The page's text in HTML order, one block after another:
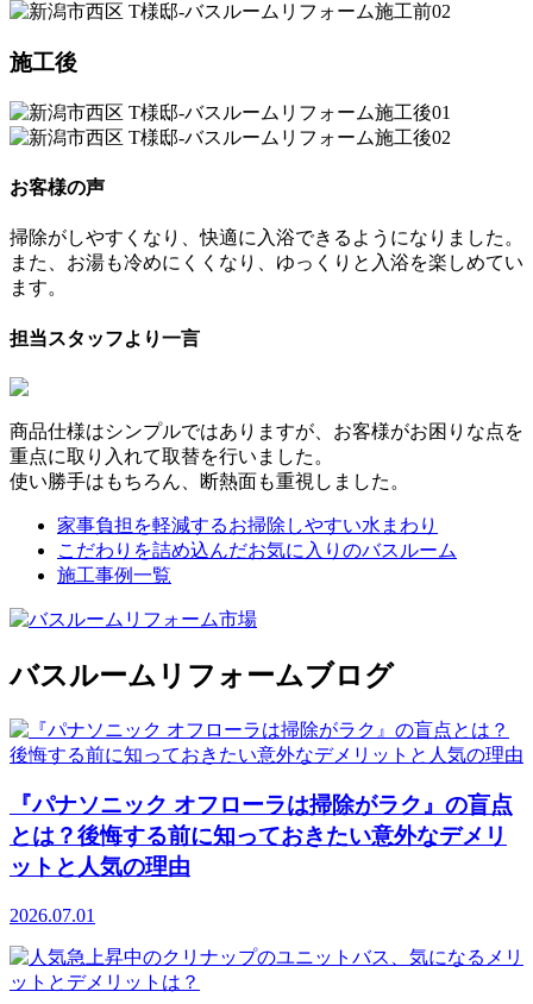
施工後
お客様の声
掃除がしやすくなり、快適に入浴できるようになりました。
また、お湯も冷めにくくなり、ゆっくりと入浴を楽しめてい
ます。
担当スタッフより一言
商品仕様はシンプルではありますが、お客様がお困りな点を
重点に取り入れて取替を行いました。
使い勝手はもちろん、断熱面も重視しました。
家事負担を軽減するお掃除しやすい水まわり
こだわりを詰め込んだお気に入りのバスルーム
施工事例一覧
バスルームリフォームブログ
『パナソニック オフローラは掃除がラク』の盲点
とは？後悔する前に知っておきたい意外なデメリ
ットと人気の理由
2026.07.01